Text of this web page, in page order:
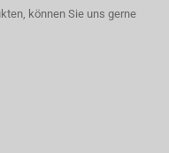
können Sie uns gerne